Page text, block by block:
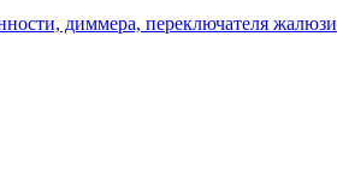
диммера, переключателя жалюзи